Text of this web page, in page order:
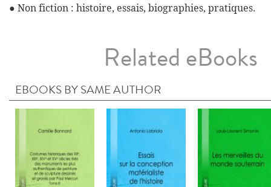
● Non fiction : histoire, essais, biographies, pratiques.
Related eBooks
EBOOKS BY SAME AUTHOR